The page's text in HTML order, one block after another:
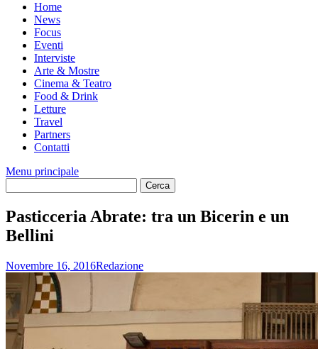
Home
News
Focus
Eventi
Interviste
Arte & Mostre
Cinema & Teatro
Food & Drink
Letture
Travel
Partners
Contatti
Menu principale
Pasticceria Abrate: tra un Bicerin e un
Bellini
Novembre 16, 2016Redazione